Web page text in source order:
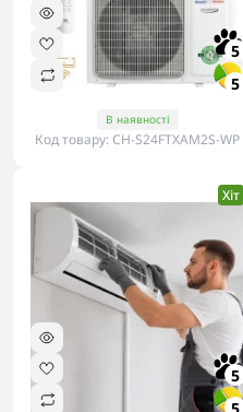
5
5
В наявності
Код товару: CH-S24FTXAM2S-WP
Хіт
5